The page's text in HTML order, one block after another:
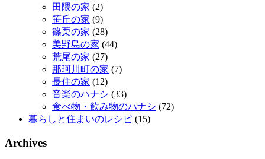
田隈の家 (2)
笹丘の家 (9)
篠栗の家 (28)
美野島の家 (44)
荒尾の家 (27)
那珂川町の家 (7)
長住の家 (12)
音楽のハナシ (33)
食べ物・飲み物のハナシ (72)
暮らしと住まいのレシピ (15)
Archives